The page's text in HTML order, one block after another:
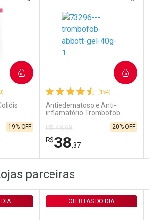
19% OFF
FECHAR
FECHAR
(154)
Antiedematoso e Anti-
inflamatório Trombofob
R$ 48,68
R$38,87
20% OFF
COMPRAR
Por Menos
parceiras
DIA OFERTAS DO DIA